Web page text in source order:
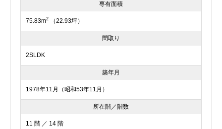
専有面積
75.83m2 （22.93坪）
間取り
2SLDK
築年月
1978年11月（昭和53年11月）
所在階／階数
11 階 ／ 14 階